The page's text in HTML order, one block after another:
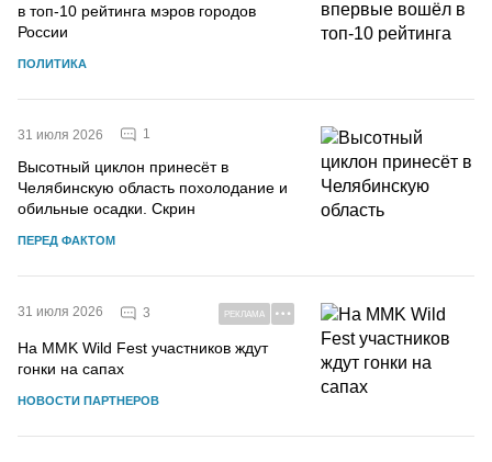
в топ-10 рейтинга мэров городов
России
ПОЛИТИКА
31 июля 2026 1
Высотный циклон принесёт в
Челябинскую область похолодание и
обильные осадки. Скрин
ПЕРЕД ФАКТОМ
31 июля 2026 3 РЕКЛАМА
На MMK Wild Fest участников ждут
гонки на сапах
НОВОСТИ ПАРТНЕРОВ